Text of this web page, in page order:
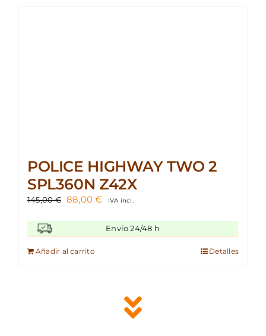
POLICE HIGHWAY TWO 2
SPL360N Z42X
145,00€ El
original
era:
145,00 €.
88,00€ El
actual
es:
IVA incl.
Envío 24/48 h
Añadir al carrito Detalles